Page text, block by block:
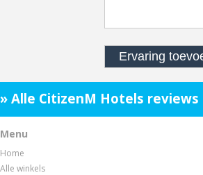
» Alle CitizenM Hotels reviews
Menu
Home
Alle winkels